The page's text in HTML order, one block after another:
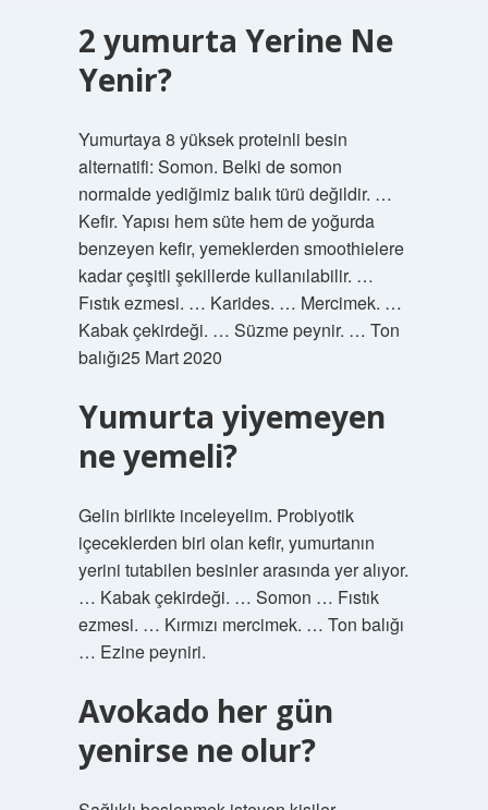
2 yumurta Yerine Ne
Yenir?
Yumurtaya 8 yüksek proteinli besin
alternatifi: Somon. Belki de somon
normalde yediğimiz balık türü değildir. …
Kefir. Yapısı hem süte hem de yoğurda
benzeyen kefir, yemeklerden smoothielere
kadar çeşitli şekillerde kullanılabilir. …
Fıstık ezmesi. … Karides. … Mercimek. …
Kabak çekirdeği. … Süzme peynir. … Ton
balığı25 Mart 2020
Yumurta yiyemeyen
ne yemeli?
Gelin birlikte inceleyelim. Probiyotik
içeceklerden biri olan kefir, yumurtanın
yerini tutabilen besinler arasında yer alıyor.
… Kabak çekirdeği. … Somon … Fıstık
ezmesi. … Kırmızı mercimek. … Ton balığı
… Ezine peyniri.
Avokado her gün
yenirse ne olur?